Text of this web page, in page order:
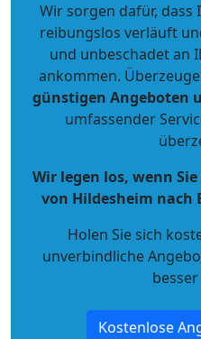
Wir sorgen dafür, dass
reibungslos verläuft
und unbeschadet an
ankommen.
günstigen Angeboten
umfassender
Wir legen los, wenn
von Hildesheim nach
Holen Sie sich
unverbindliche
Kostenlose